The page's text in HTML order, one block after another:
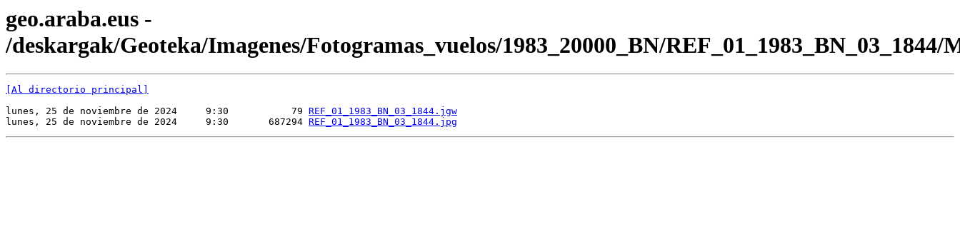
geo.araba.eus -
/deskargak/Geoteka/Imagenes/Fotogramas_vuelos/1983_20000_BN/
[Al directorio principal]
lunes, 25 de noviembre de 2024     9:30           79 REF_01_1983_BN_03_1844.jgw
lunes, 25 de noviembre de 2024     9:30       687294 REF_01_1983_BN_03_1844.jpg